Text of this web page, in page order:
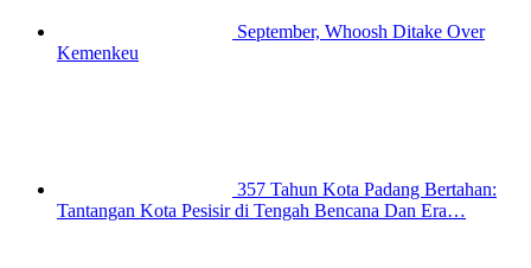
September, Whoosh Ditake Over
Kemenkeu
357 Tahun Kota Padang Bertahan:
Tantangan Kota Pesisir di Tengah Bencana Dan Era…